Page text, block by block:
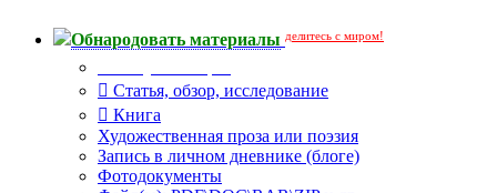
Обнародовать материалы делитесь с миром!
Статья, обзор, исследование
Книга
Художественная проза или поэзия
Запись в личном дневнике (блоге)
Фотодокументы